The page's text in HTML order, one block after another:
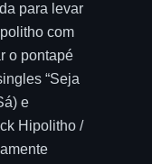
para levar
com
o pontapé
“Seja
e
Hipolitho /